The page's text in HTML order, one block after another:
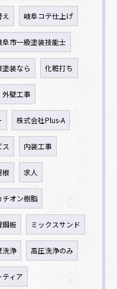
え 岐阜コテ仕上げ
阜市一級塗装技能士
装なら 化粧打ち
外壁工事
株式会社Plus-A
ス 内装工事
根 求人
チオン樹脂
鋼板 ミックスサンド
洗浄 高圧洗浄のみ
ティア